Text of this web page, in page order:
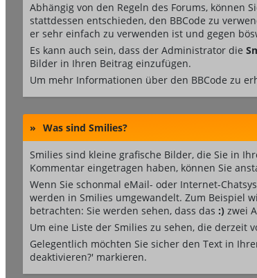
Abhängig von den Regeln des Forums, können
stattdessen entschieden, den BBCode zu
er sehr einfach zu verwenden ist und gegen
Es kann auch sein, dass der Administrator die
Bilder in Ihren Beitrag einzufügen.
Um mehr Informationen über den BBCode zu
» Was sind Smilies?
Smilies sind kleine grafische Bilder, die Sie in
Kommentar eingetragen haben, können Sie
Wenn Sie schonmal eMail- oder Internet-
werden in Smilies umgewandelt. Zum Beispiel
betrachten: Sie werden sehen, dass das :) zwei
Um eine Liste der Smilies zu sehen, die derzeit
Gelegentlich möchten Sie sicher den Text in
deaktivieren?' markieren.